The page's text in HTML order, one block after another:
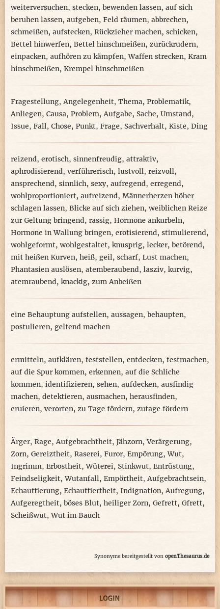
weiterversuchen, stecken, bewenden lassen, auf sich
beruhen lassen, aufgeben, Feld räumen, abbrechen,
schmeißen, aufstecken, Rückzieher machen, schicken,
Bettel hinwerfen, Bettel hinschmeißen, zurückrudern,
einpacken, aufhören zu kämpfen,Waffen strecken, Kram
hinschmeißen, Krempel hinschmeißen
Fragestellung,Angelegenheit, Thema, Problematik,
Anliegen, Causa, Problem,Aufgabe, Sache, Umstand,
Issue, Fall, Chose, Punkt, Frage, Sachverhalt, Kiste, Ding
reizend, erotisch, sinnenfreudig, attraktiv,
aphrodisierend, verführerisch, lustvoll, reizvoll,
ansprechend, sinnlich, sexy, aufregend, erregend,
wohlproportioniert, aufreizend, Männerherzen höher
schlagen lassen, Blicke auf sich ziehen, weiblichen Reize
zur Geltung bringend, rassig, Hormone ankurbeln,
Hormone in Wallung bringen, erotisierend, stimulierend,
wohlgeformt, wohlgestaltet, knusprig, lecker, betörend,
mit heißen Kurven, heiß, geil, scharf, Lust machen,
Phantasien auslösen, atemberaubend, lasziv, kurvig,
atemraubend, knackig, zum Anbeißen
eine Behauptung aufstellen, aussagen, behaupten,
postulieren, geltend machen
ermitteln, aufklären, feststellen, entdecken, festmachen,
auf die Spur kommen, erkennen, auf die Schliche
kommen, identifizieren, sehen, aufdecken, ausfindig
machen, detektieren, ausmachen, herausfinden,
eruieren, verorten, zu Tage fördern, zutage fördern
Ärger, Rage,Aufgebrachtheit, Jähzorn,Verärgerung,
Zorn, Gereiztheit, Raserei, Furor, Empörung,Wut,
Ingrimm, Erbostheit,Wüterei, Stinkwut, Entrüstung,
Feindseligkeit,Wutanfall, Empörtheit,Aufgebrachtsein,
Echauffierung, Echauffiertheit, Indignation,Aufregung,
Aufgeregtheit, böses Blut, heiliger Zorn, Gefrett, Gfrett,
Scheißwut,Wut im Bauch
Synonyme bereitgestellt von openThesaurus.de